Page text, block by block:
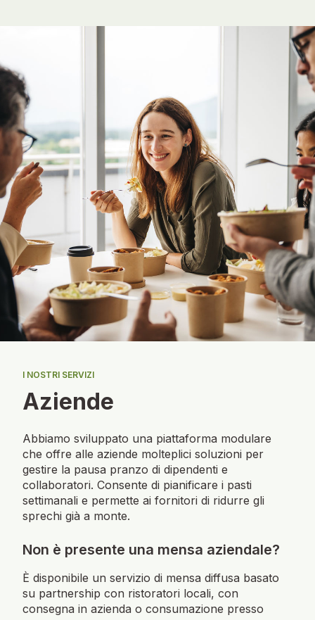
I NOSTRI SERVIZI
Aziende
Abbiamo sviluppato una piattaforma modulare
che offre alle aziende molteplici soluzioni per
gestire la pausa pranzo di dipendenti e
collaboratori. Consente di pianificare i pasti
settimanali e permette ai fornitori di ridurre gli
sprechi già a monte.
Non è presente una mensa aziendale?
È disponibile un servizio di mensa diffusa basato
su partnership con ristoratori locali, con
consegna in azienda o consumazione presso